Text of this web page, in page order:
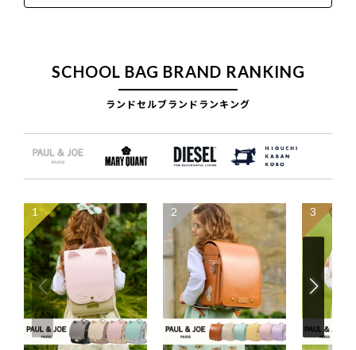
SCHOOL BAG BRAND RANKING
ランドセルブランドランキング
1 2 3